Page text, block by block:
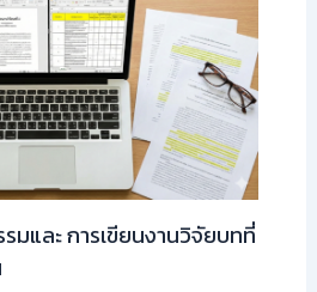
และ การเขียนงานวิจัยบทที่